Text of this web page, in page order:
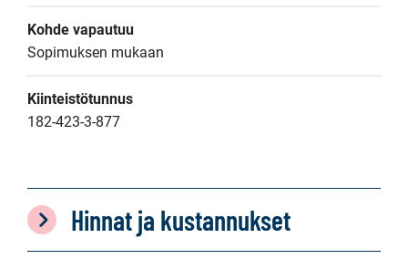
Kohde vapautuu
Sopimuksen mukaan
Kiinteistötunnus
182-423-3-877
Hinnat ja kustannukset